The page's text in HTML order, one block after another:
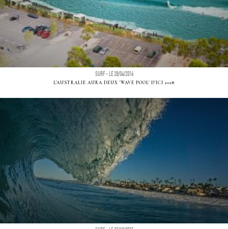
SURF - LE 28/04/2016
L'AUSTRALIE AURA DEUX 'WAVE POOL' D'ICI 2018